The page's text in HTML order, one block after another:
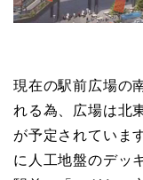
現在の駅前広場の
れる為、広場は北
が予定されていま
に人工地盤のデッ